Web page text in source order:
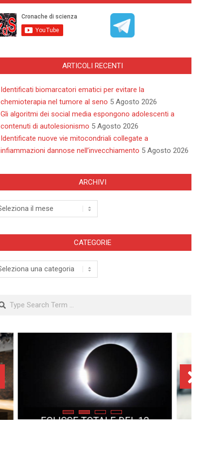
ARTICOLI RECENTI
Identificati biomarcatori ematici per evitare la
chemioterapia nel tumore al seno 5 Agosto 2026
Gli algoritmi dei social media espongono adolescenti a
contenuti di autolesionismo 5 Agosto 2026
Identificate nuove vie mitocondriali collegate a
infiammazioni dannose nell’invecchiamento 5 Agosto 2026
ARCHIVI
CATEGORIE
ECLISSE TOTALE DEL 12
AGOSTO 2026: DOVE SI
POTRÀ VEDERE